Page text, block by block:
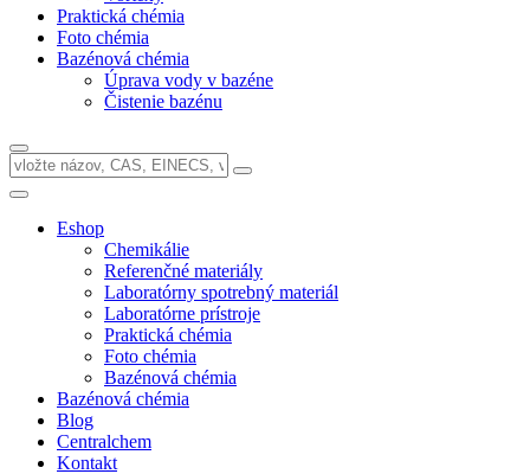
Praktická chémia
Foto chémia
Bazénová chémia
Úprava vody v bazéne
Čistenie bazénu
Eshop
Chemikálie
Referenčné materiály
Laboratórny spotrebný materiál
Laboratórne prístroje
Praktická chémia
Foto chémia
Bazénová chémia
Bazénová chémia
Blog
Centralchem
Kontakt